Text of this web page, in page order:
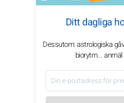
Ditt dagliga
Dessutom: astrologiska
biorytm... anmäl